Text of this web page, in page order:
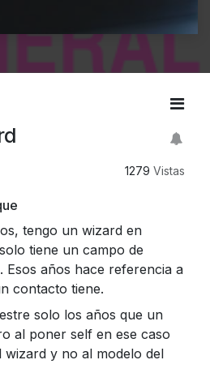
1279 Vistas
tengo un wizard en
tiene un campo de
Esos años hace referencia a
contacto tiene.
solo los años que un
al poner self en ese caso
wizard y no al modelo del